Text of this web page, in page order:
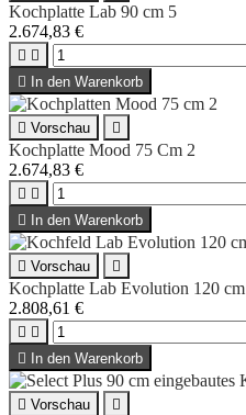
Kochplatte Lab 90 cm 5
2.674,83 €
 
 In den Warenkorb
 Vorschau 
Kochplatte Mood 75 Cm 2
2.674,83 €
 
 In den Warenkorb
 Vorschau 
Kochplatte Lab Evolution 120 cm
2.808,61 €
 
 In den Warenkorb
 Vorschau 